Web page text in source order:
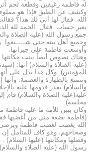
له فاطمة رغيفين وقطعة لحم
وكشف عن الطبق فإذا هو مملوء
الله. فقال لها أنى لك هذا؟
بغير حساب. فقال: الحمد لله
جمع رسول الله (عليه الصلاة
وجميع أهل بيته حتى
وأوسعت فاطمة على جيرانها.
وهناك نصوص أيضاً بينت مكانتها
(عليه الصلاة والسلام) أنها:
المؤمنين). وكل هذا يدل على
وتتمتع بالطهارة والعصمة.
والسلام) يقدر قدومها عليه
عليه(عليه الصلاة والسلام) قام
مجلسه).
وكان يبين للأمة ما عليه فاطمة
(فاطمة بضعة مني من أغضبها
الله يغضب لغضب فاطمة ويرضى
وصحاحهم، وهو كاف للمتأمل
وفضلها ومكانتها (عليها
رسول الله (عليه الصلاة